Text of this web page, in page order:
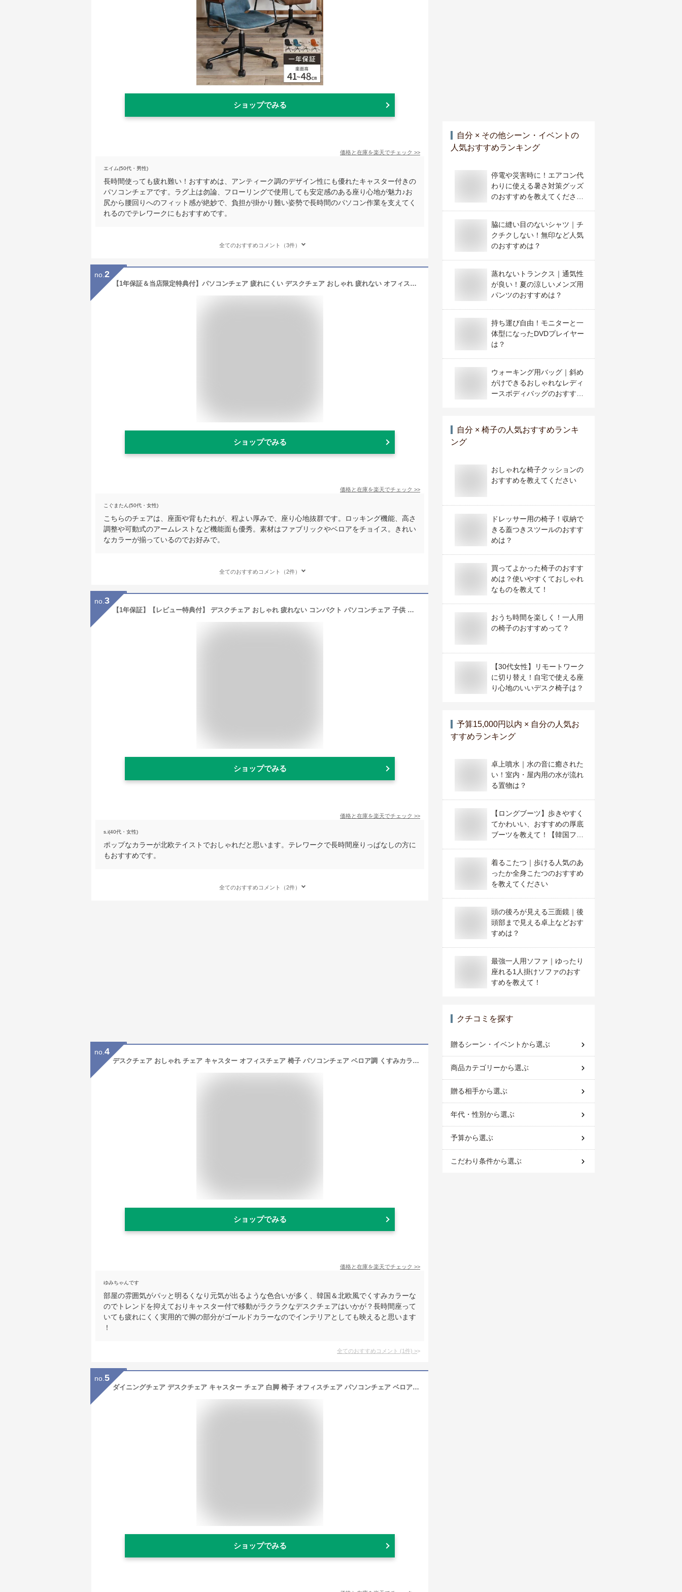
ショップでみる
価格と在庫を楽天でチェック >>
エイム(50代・男性)
長時間使っても疲れ難い！おすすめは、アンティーク調のデザイン性にも優れたキャスター付きの
パソコンチェアです。ラグ上は勿論、フローリングで使用しても安定感のある座り心地が魅力♪お
尻から腰回りへのフィット感が絶妙で、負担が掛かり難い姿勢で長時間のパソコン作業を支えてく
れるのでテレワークにもおすすめです。
全てのおすすめコメント（3件）
no. 2
【1年保証＆当店限定特典付】パソコンチェア 疲れにくい デスクチェア おしゃれ 疲れない オフィスチェア 在宅ワーク 椅子 ミドルバック レザー 腰痛 ロッキング PCチェア デスクチェアー ホワイト レザー ベロア タイニー
ショップでみる
価格と在庫を楽天でチェック >>
こぐまたん(50代・女性)
こちらのチェアは、座面や背もたれが、程よい厚みで、座り心地抜群です。ロッキング機能、高さ
調整や可動式のアームレストなど機能面も優秀。素材はファブリックやベロアをチョイス。きれい
なカラーが揃っているのでお好みで。
全てのおすすめコメント（2件）
no. 3
【1年保証】【レビュー特典付】 デスクチェア おしゃれ 疲れない コンパクト パソコンチェア 子供 デスク チェア オフィスチェアー 昇降 回転 キャスター付 デスク用チェア イス 腰痛 勉強椅子 学習椅子 中学生 高校生 ピンク パンナ
ショップでみる
価格と在庫を楽天でチェック >>
s.i(40代・女性)
ポップなカラーが北欧テイストでおしゃれだと思います。テレワークで長時間座りっぱなしの方に
もおすすめです。
全てのおすすめコメント（2件）
no. 4
デスクチェア おしゃれ チェア キャスター オフィスチェア 椅子 パソコンチェア ベロア調 くすみカラー 韓国風 在宅ワーク 白 ホワイト ピンク 韓国 インテリア 学習 椅子 北欧 疲れない 疲れにくい 子供 学習イス PCチェア テレワーク 金脚 アシェル ASHEL clam caster
ショップでみる
価格と在庫を楽天でチェック >>
ゆみちゃんです
部屋の雰囲気がパッと明るくなり元気が出るような色合いが多く、韓国＆北欧風でくすみカラーな
のでトレンドを抑えておりキャスター付で移動がラクラクなデスクチェアはいかが？長時間座って
いても疲れにくく実用的で脚の部分がゴールドカラーなのでインテリアとしても映えると思います
！
全てのおすすめコメント (1件) >
no. 5
ダイニングチェア デスクチェア キャスター チェア 白脚 椅子 オフィスチェア パソコンチェア ベロア調 おしゃれ 白 ホワイト 韓国風 くすみカラー ピンク 韓国 インテリア イス 子供 学習イス 北欧 疲れない 疲れにくい テレワーク 在宅ワーク アシェル ASHEL ジェリー
ショップでみる
自分 × その他シーン・イベント の
人気おすすめランキング
停電や災害時に！エアコン代
わりに使える暑さ対策グッズ
のおすすめを教えてくださ
脇に縫い目のないシャツ｜チ
クチクしない！無印など人気
のおすすめは？
蒸れないトランクス｜通気性
が良い！夏の涼しいメンズ用
パンツのおすすめは？
持ち運び自由！モニターと一
体型になったDVDプレイヤー
は？
ウォーキング用バッグ｜斜め
がけできるおしゃれなレディ
ースボディバッグのおすすめ
自分 × 椅子の人気おすすめランキ
ング
おしゃれな椅子クッションの
おすすめを教えてください
ドレッサー用の椅子！収納で
きる蓋つきスツールのおすす
めは？
買ってよかった椅子のおすす
めは？使いやすくておしゃれ
なものを教えて！
おうち時間を楽しく！一人用
の椅子のおすすめって？
【30代女性】リモートワーク
に切り替え！自宅で使える座
り心地のいいデスク椅子は？
予算15,000円以内 × 自分の人気お
すすめランキング
卓上噴水｜水の音に癒された
い！室内・屋内用の水が流れ
る置物は？
【ロングブーツ】歩きやすく
てかわいい、おすすめの厚底
ブーツを教えて！【韓国ファ
着るこたつ｜歩ける人気のあ
ったか全身こたつのおすすめ
を教えてください
頭の後ろが見える三面鏡｜後
頭部まで見える卓上などおす
すめは？
最強一人用ソファ｜ゆったり
座れる1人掛けソファのおす
すめを教えて！
クチコミを探す
贈るシーン・イベントから選ぶ
商品カテゴリーから選ぶ
贈る相手から選ぶ
年代・性別から選ぶ
予算から選ぶ
こだわり条件から選ぶ